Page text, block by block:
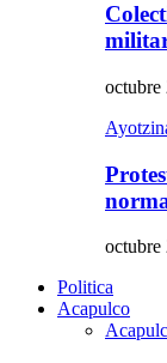
octubre
octubre
Politica
Acapulco